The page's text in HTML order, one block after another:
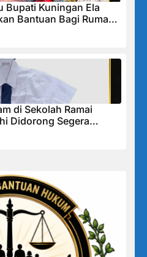
Bupati Kuningan Ela
Bantuan Bagi Rumah
Desa Karangkancana
di Sekolah Ramai
Didorong Segera
Perbaikan Sistem